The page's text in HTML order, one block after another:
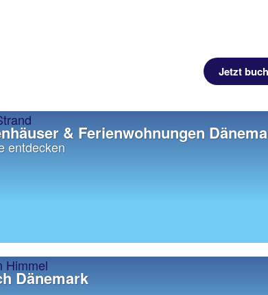
Jetzt
& Ferienwohnungen
entdecken
Dänemark